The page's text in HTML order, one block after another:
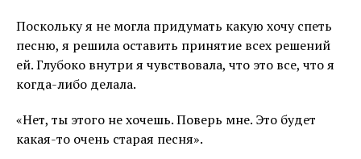
Поскольку я не могла придумать какую хочу спеть
песню, я решила оставить принятие всех решений
ей. Глубоко внутри я чувствовала, что это все, что я
когда-либо делала.
«Нет, ты этого не хочешь. Поверь мне. Это будет
какая-то очень старая песня».